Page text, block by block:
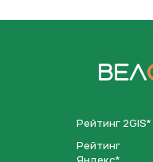
Рейтинг 2GIS*
Рейтинг